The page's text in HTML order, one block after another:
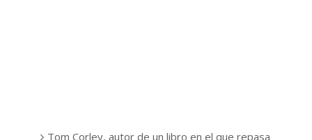
Tom Corley, autor de un libro en el que repasa